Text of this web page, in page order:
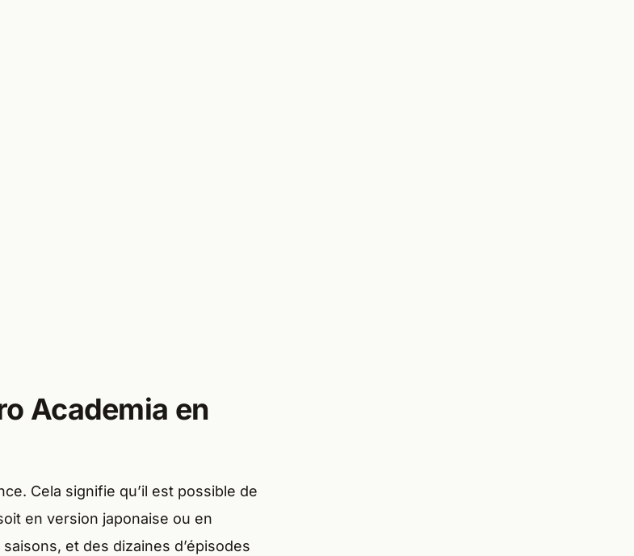
Academia en
Cela signifie qu’il est possible de
en version japonaise ou en
et des dizaines d’épisodes